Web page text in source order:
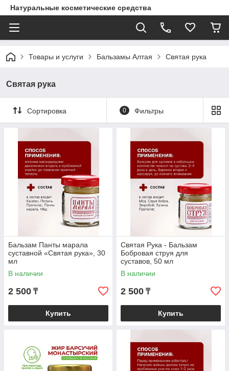
Натуральные косметические средства
Товары и услуги Бальзамы Алтая Святая рука
Святая рука
Сортировка 0 Фильтры
Бальзам Панты марала
суставной «Святая рука», 30
мл
В наличии
2 500 ₸
Купить
Святая Рука - Бальзам
Бобровая струя для
суставов, 50 мл
В наличии
2 500 ₸
Купить